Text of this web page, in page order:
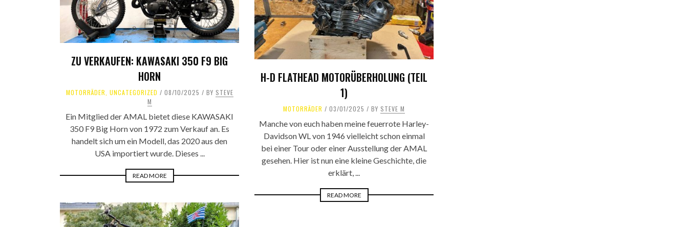
ZU VERKAUFEN: KAWASAKI 350 F9 BIG
HORN
MOTORRÄDER UNCATEGORIZED 08/10/2025 BY STEVE
M
Ein Mitglied der AMAL bietet diese KAWASAKI
350 F9 Big Horn von 1972 zum Verkauf an. Es
handelt sich um ein Modell, das 2020 aus den
USA importiert wurde. Dieses ...
READ MORE
H-D FLATHEAD MOTORÜBERHOLUNG (TEIL
1)
MOTORRÄDER 03/01/2025 BY STEVE M
Manche von euch haben meine feuerrote Harley-
Davidson WL von 1946 vielleicht schon einmal
bei einer Tour oder einer Ausstellung der AMAL
gesehen. Hier ist nun eine kleine Geschichte, die
erklärt, ...
READ MORE